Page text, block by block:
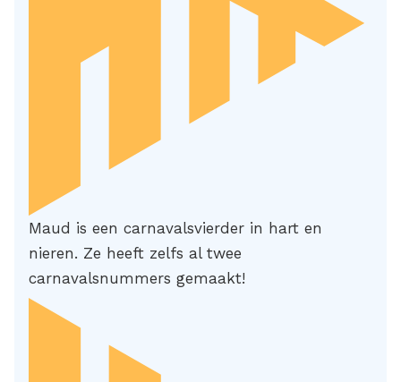
Maud is een carnavalsvierder in hart en
nieren. Ze heeft zelfs al twee
carnavalsnummers gemaakt!